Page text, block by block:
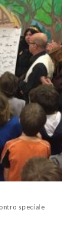
speciale